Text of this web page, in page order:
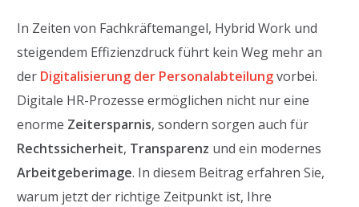
In Zeiten von Fachkräftemangel, Hybrid Work und
steigendem Effizienzdruck führt kein Weg mehr an
der Digitalisierung der Personalabteilungvorbei.
Digitale HR-Prozesse ermöglichen nicht nur eine
enorme Zeitersparnis, sondern sorgen auch für
Rechtssicherheit, Transparenz und ein modernes
Arbeitgeberimage. In diesem Beitrag erfahren Sie,
warum jetzt der richtige Zeitpunkt ist, Ihre